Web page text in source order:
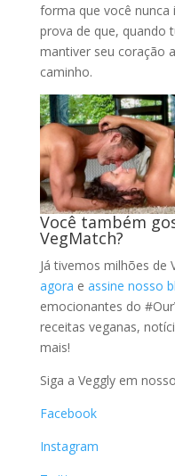
forma que você nunca
prova de que, quando
mantiver seu coração
caminho.
Você também
VegMatch?
Já tivemos milhões de
agora e assine nosso
emocionantes do
receitas veganas,
mais!
Siga a Veggly em
Facebook
Instagram